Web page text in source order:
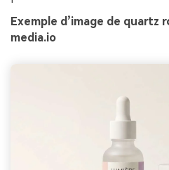
Exemple d’image de quartz
media.io